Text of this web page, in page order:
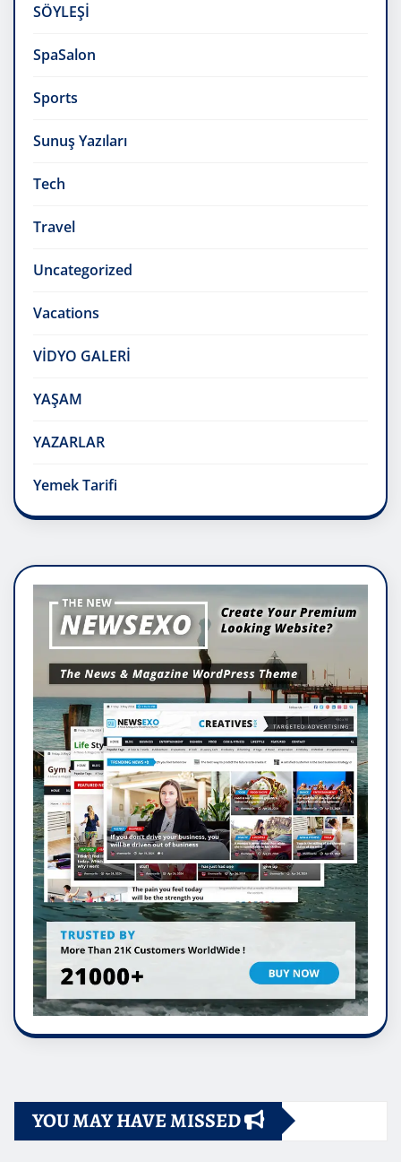
SÖYLEŞİ
SpaSalon
Sports
Sunuş Yazıları
Tech
Travel
Uncategorized
Vacations
VİDYO GALERİ
YAŞAM
YAZARLAR
Yemek Tarifi
YOU MAY HAVE MISSED